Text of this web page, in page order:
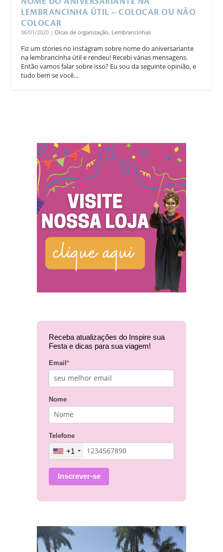
LEMBRANCINHA ÚTIL – COLOCAR OU NÃO
COLOCAR
06/01/2020 | Dicas de organização Lembrancinhas
Fiz um stories no Instagram sobre nome do aniversariante
na lembrancinha útil e rendeu! Recebi várias mensagens.
Então vamos falar sobre isso? Eu sou da seguinte opinião, e
tudo bem se você...
Receba atualizações do Inspire sua
Festa e dicas para sua viagem!
Email*
Nome
Telefone
+1
Inscrever-se